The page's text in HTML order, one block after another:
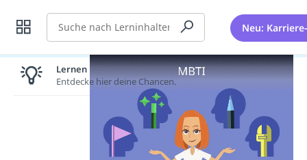
Suche Neu:
Lernen lohnt sich!
Entdecke hier deine Chancen.